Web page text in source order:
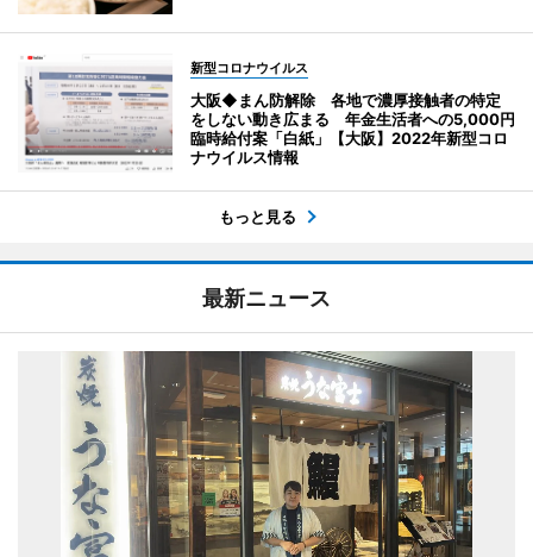
新型コロナウイルス
大阪◆まん防解除 各地で濃厚接触者の特定
をしない動き広まる 年金生活者への5,000円
臨時給付案「白紙」【大阪】2022年新型コロ
ナウイルス情報
もっと見る
最新ニュース